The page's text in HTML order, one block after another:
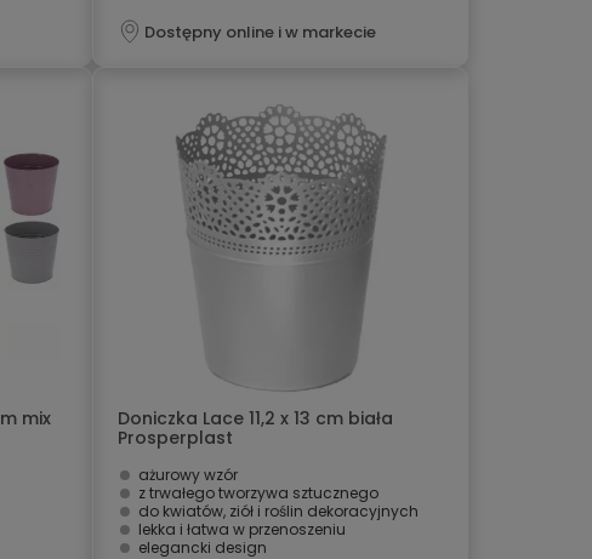
Dostępny online i w markecie
mix
Doniczka Lace 11,2 x 13 cm biała
Prosperplast
ażurowy wzór
z trwałego tworzywa sztucznego
do kwiatów, ziół i roślin dekoracyjnych
lekka i łatwa w przenoszeniu
elegancki design